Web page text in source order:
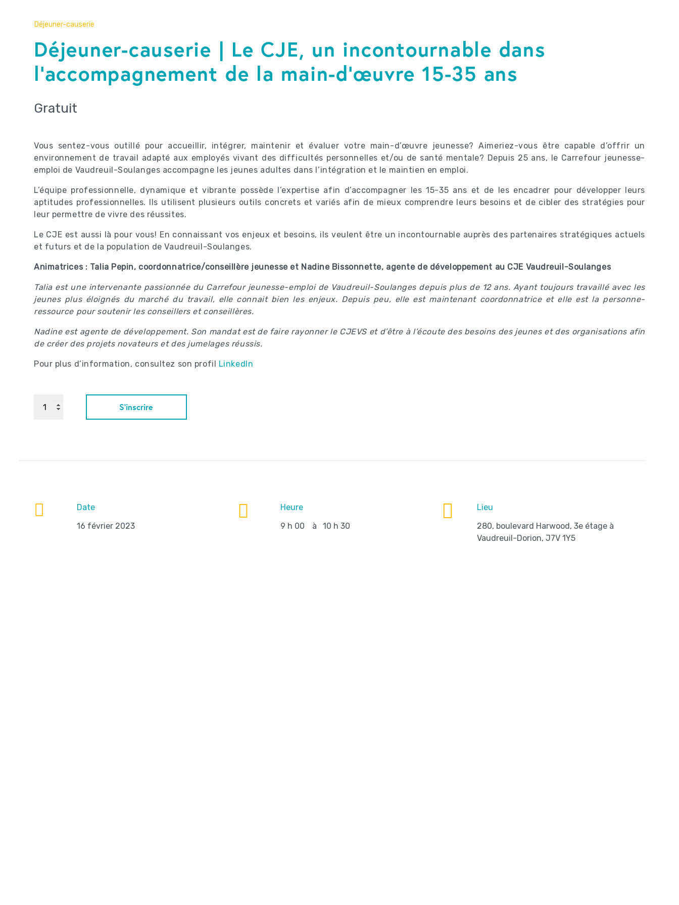
Déjeuner-causerie
Déjeuner-causerie | Le CJE, un incontournable dans
l’accompagnement de la main-d’œuvre 15-35 ans
Gratuit
Vous sentez-vous outillé pour accueillir, intégrer, maintenir et évaluer votre main-d’œuvre jeunesse? Aimeriez-vous être capable d’offrir un
environnement de travail adapté aux employés vivant des difficultés personnelles et/ou de santé mentale? Depuis 25 ans, le Carrefour jeunesse-
emploi de Vaudreuil-Soulanges accompagne les jeunes adultes dans l’intégration et le maintien en emploi.
L’équipe professionnelle, dynamique et vibrante possède l’expertise afin d’accompagner les 15-35 ans et de les encadrer pour développer leurs
aptitudes professionnelles. Ils utilisent plusieurs outils concrets et variés afin de mieux comprendre leurs besoins et de cibler des stratégies pour
leur permettre de vivre des réussites.
Le CJE est aussi là pour vous! En connaissant vos enjeux et besoins, ils veulent être un incontournable auprès des partenaires stratégiques actuels
et futurs et de la population de Vaudreuil-Soulanges.
Animatrices : Talia Pepin, coordonnatrice/conseillère jeunesse et Nadine Bissonnette, agente de développement au CJE Vaudreuil-Soulanges
Talia est une intervenante passionnée du Carrefour jeunesse-emploi de Vaudreuil-Soulanges depuis plus de 12 ans. Ayant toujours travaillé avec les
jeunes plus éloignés du marché du travail, elle connait bien les enjeux. Depuis peu, elle est maintenant coordonnatrice et elle est la personne-
ressource pour soutenir les conseillers et conseillères.
Nadine est agente de développement. Son mandat est de faire rayonner le CJEVS et d’être à l’écoute des besoins des jeunes et des organisations afin
de créer des projets novateurs et des jumelages réussis.
Pour plus d’information, consultez son profil LinkedIn
S'inscrire
Date
16 février 2023
Heure
9 h 00
à 10 h 30
Lieu
280, boulevard Harwood, 3e étage à
Vaudreuil-Dorion, J7V 1Y5